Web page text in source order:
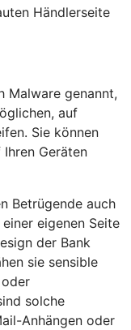
Händlerseite
Malware genannt,
auf
Sie können
Geräten
Betrügende auch
eigenen Seite
der Bank
sie sensible
solche
Anhängen oder